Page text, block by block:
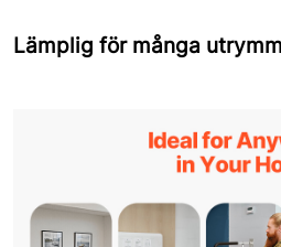
Lämplig för många